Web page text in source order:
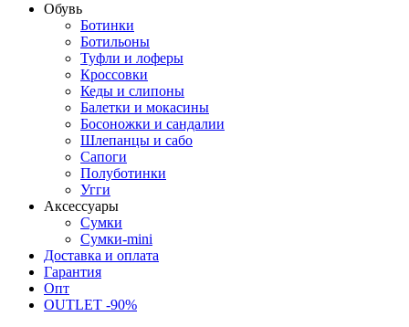
Обувь
Ботинки
Ботильоны
Туфли и лоферы
Кроссовки
Кеды и слипоны
Балетки и мокасины
Босоножки и сандалии
Шлепанцы и сабо
Сапоги
Полуботинки
Угги
Аксессуары
Сумки
Сумки-mini
Доставка и оплата
Гарантия
Опт
OUTLET -90%